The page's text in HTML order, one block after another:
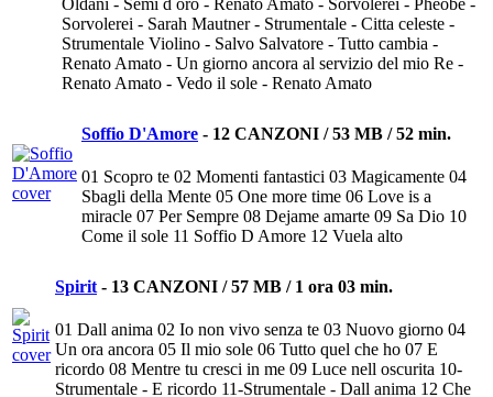
Oldani - Semi d oro - Renato Amato - Sorvolerei - Pheobe -
Sorvolerei - Sarah Mautner - Strumentale - Citta celeste -
Strumentale Violino - Salvo Salvatore - Tutto cambia -
Renato Amato - Un giorno ancora al servizio del mio Re -
Renato Amato - Vedo il sole - Renato Amato
Soffio D'Amore - 12 CANZONI / 53 MB / 52 min.
01 Scopro te 02 Momenti fantastici 03 Magicamente 04
Sbagli della Mente 05 One more time 06 Love is a
miracle 07 Per Sempre 08 Dejame amarte 09 Sa Dio 10
Come il sole 11 Soffio D Amore 12 Vuela alto
Spirit - 13 CANZONI / 57 MB / 1 ora 03 min.
01 Dall anima 02 Io non vivo senza te 03 Nuovo giorno 04
Un ora ancora 05 Il mio sole 06 Tutto quel che ho 07 E
ricordo 08 Mentre tu cresci in me 09 Luce nell oscurita 10-
Strumentale - E ricordo 11-Strumentale - Dall anima 12 Che